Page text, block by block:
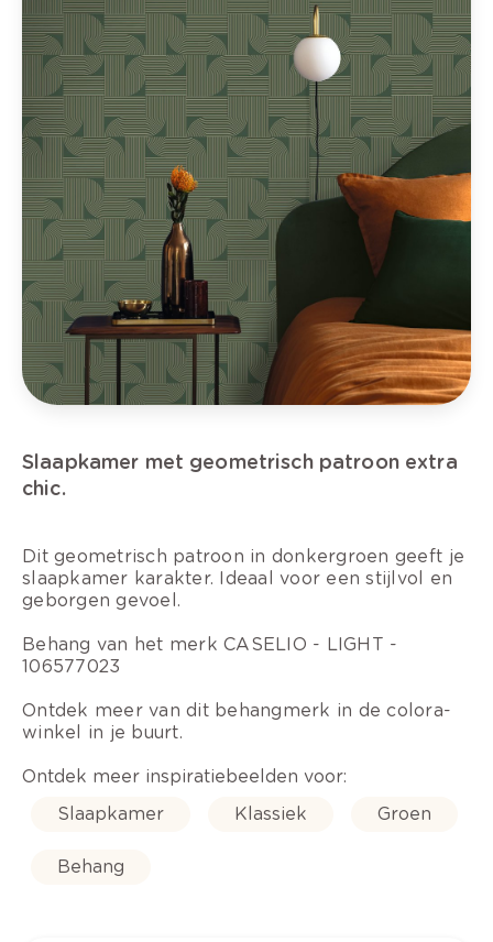
Slaapkamer met geometrisch patroon extra
chic.
Dit geometrisch patroon in donkergroen geeft je
slaapkamer karakter. Ideaal voor een stijlvol en
geborgen gevoel.
Behang van het merk CASELIO - LIGHT -
106577023
Ontdek meer van dit behangmerk in de colora-
winkel in je buurt.
Ontdek meer inspiratiebeelden voor:
Slaapkamer
Klassiek Groen
Behang